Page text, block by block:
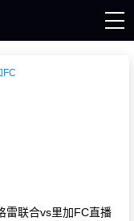
FC
雷联合vs里加FC直播